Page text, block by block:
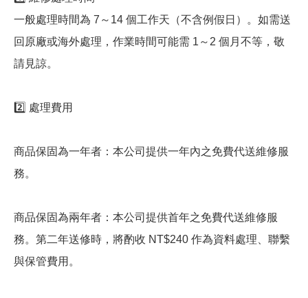
一般處理時間為 7～14 個工作天（不含例假日）。如需送
回原廠或海外處理，作業時間可能需 1～2 個月不等，敬
請見諒。
2️⃣ 處理費用
商品保固為一年者：本公司提供一年內之免費代送維修服
務。
商品保固為兩年者：本公司提供首年之免費代送維修服
務。第二年送修時，將酌收 NT$240 作為資料處理、聯繫
與保管費用。